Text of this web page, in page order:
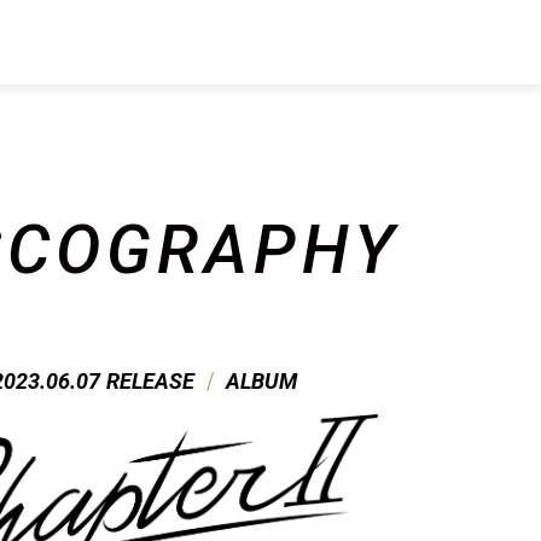
GRAPHY
RELEASE / ALBUM